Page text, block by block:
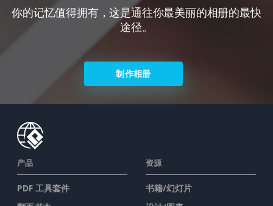
你的记忆值得拥有，这是通往你最美丽的相册的最快
途径。
制作相册
产品
PDF 工具套件
资源
书籍/幻灯片